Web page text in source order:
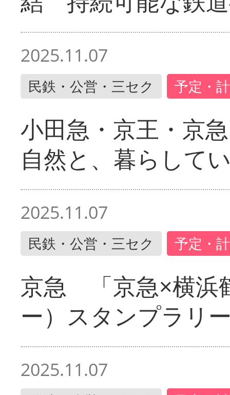
2025.11.07
民鉄・公営・三セク 予定・
小田急・京王・京
自然と、暮らして
2025.11.07
民鉄・公営・三セク 予定・
京急 「京急×横浜
ー）スタンプラリ
2025.11.07